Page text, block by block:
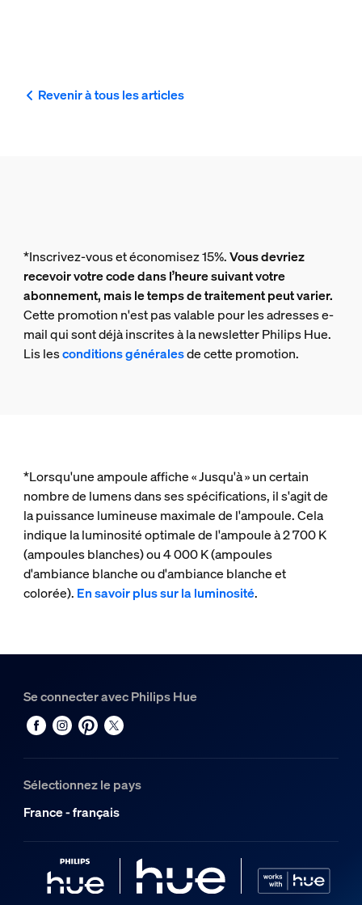
Revenir à tous les articles
*Inscrivez-vous et économisez 15%.Vous devriez
recevoir votre code dans l’heure suivant votre
abonnement, mais le temps de traitement peut varier.
Cette promotion n'est pas valable pour les adresses e-
mail qui sont déjà inscrites à la newsletter Philips Hue.
Lis lesconditions généralesde cette promotion.
*Lorsqu'une ampoule affiche « Jusqu'à » un certain
nombre de lumens dans ses spécifications, il s'agit de
la puissance lumineuse maximale de l'ampoule. Cela
indique la luminosité optimale de l'ampoule à 2 700 K
(ampoules blanches) ou 4 000 K (ampoules
d'ambiance blanche ou d'ambiance blanche et
colorée). En savoir plus sur la luminosité.
Se connecter avec Philips Hue
Sélectionnez le pays
France - français